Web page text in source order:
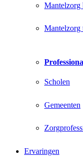
Mantelzorg
Mantelzorg
Scholen
Gemeenten
Ervaringen